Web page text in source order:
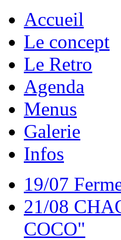
Accueil
Le concept
Le Retro
Agenda
Menus
Galerie
Infos
19/07
21/08
COCO"